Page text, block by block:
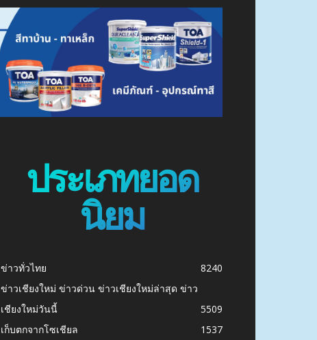
ประเภทยอด
นิยม
ข่าวทั่วไทย
8240
ข่าวเชียงใหม่ ข่าวด่วน ข่าวเชียงใหม่ล่าสุด ข่าว
เชียงใหม่วันนี้
5509
เก็บตกจากโซเชียล
1537